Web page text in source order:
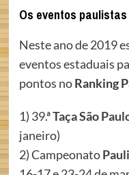
Os eventos paulistas
Neste ano de 2019
eventos estaduais
pontos noRanking
1) 39.ªTaça São
janeiro)
2) Campeonato